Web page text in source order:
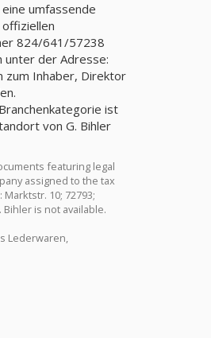
umfassende
824/641/57238
unter der Adresse:
zum Inhaber, Direktor
ist
von G. Bihler
featuring legal
assigned to the tax
10; 72793;
is not available.
Lederwaren,